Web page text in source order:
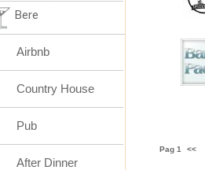
Pag 1 <<
Bere
Airbnb
Country House
Pub
After Dinner